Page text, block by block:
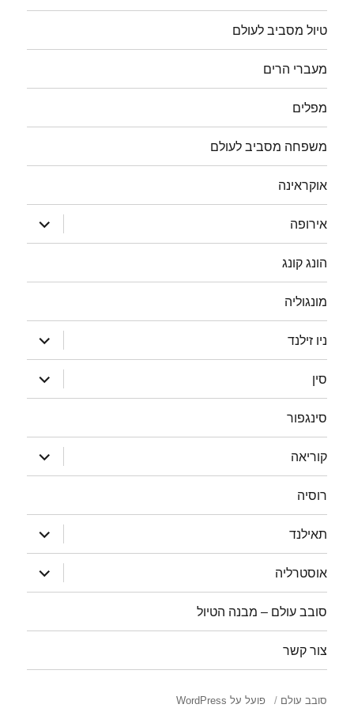
טיול מסביב לעולם
מעברי הרים
מפלים
משפחה מסביב לעולם
אוקראינה
אירופה
הצג
תפריט
הונג קונג
מונגוליה
ניו זילנד
הצג
תפריט
סין
הצג
תפריט
סינגפור
קוריאה
הצג
תפריט
רוסיה
תאילנד
הצג
תפריט
אוסטרליה
הצג
תפריט
סובב עולם – מבנה הטיול
צור קשר
סובב עולם פועל על WordPress